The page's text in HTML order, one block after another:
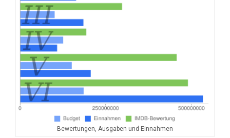
Bewertungen, Ausgaben und Einnahmen